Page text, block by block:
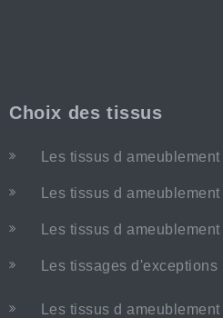
Choix des tissus
Les tissus d
Les tissus d
Les tissus d
Les tissages d'exceptions
Les tissus d